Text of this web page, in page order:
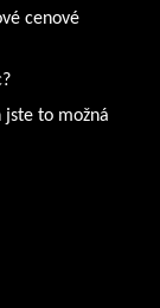
cenové
jste to možná